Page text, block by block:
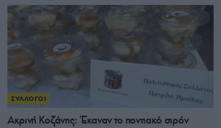
ΣΥΛΛΟΓΟΙ
Ακρινή Κοζάνης: Έκαναν το ποντιακό σιρόν